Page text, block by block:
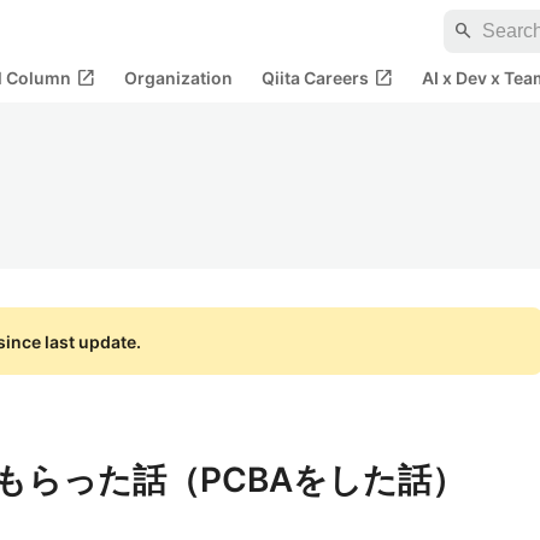
search
Column open_in_new Organization Qiita Careers open_in_new AI x Dev x
last update.
らった話（PCBAをした話）